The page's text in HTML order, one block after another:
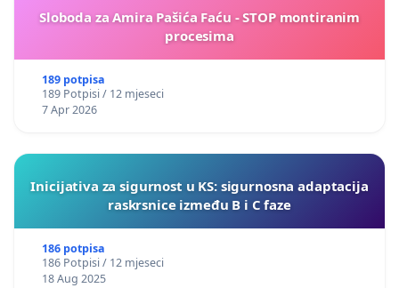
Sloboda za Amira Pašića Faću - STOP montiranim
procesima
189 potpisa
189 Potpisi / 12 mjeseci
7 Apr 2026
Inicijativa za sigurnost u KS: sigurnosna adaptacija
raskrsnice između B i C faze
186 potpisa
186 Potpisi / 12 mjeseci
18 Aug 2025